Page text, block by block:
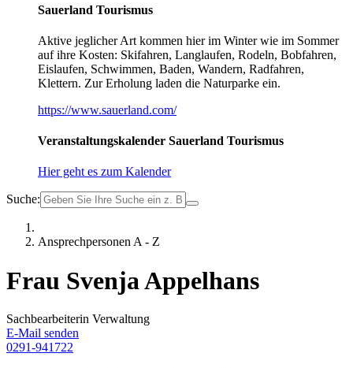
Sauerland Tourismus
Aktive jeglicher Art kommen hier im Winter wie im Sommer
auf ihre Kosten: Skifahren, Langlaufen, Rodeln, Bobfahren,
Eislaufen, Schwimmen, Baden, Wandern, Radfahren,
Klettern. Zur Erholung laden die Naturparke ein.
https://www.sauerland.com/
Veranstaltungskalender Sauerland Tourismus
Hier geht es zum Kalender
Suche:
Ansprechpersonen A - Z
Frau Svenja Appelhans
Sachbearbeiterin Verwaltung
E-Mail senden
0291-941722